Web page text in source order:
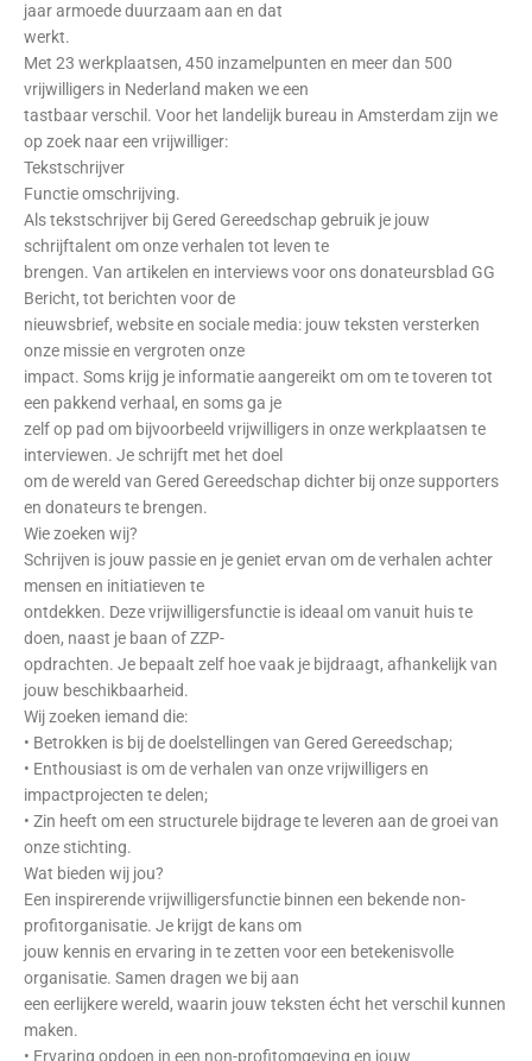
jaar armoede duurzaam aan en dat
werkt.
Met 23 werkplaatsen, 450 inzamelpunten en meer dan 500
vrijwilligers in Nederland maken we een
tastbaar verschil. Voor het landelijk bureau in Amsterdam zijn we
op zoek naar een vrijwilliger:
Tekstschrijver
Functie omschrijving.
Als tekstschrijver bij Gered Gereedschap gebruik je jouw
schrijftalent om onze verhalen tot leven te
brengen. Van artikelen en interviews voor ons donateursblad GG
Bericht, tot berichten voor de
nieuwsbrief, website en sociale media: jouw teksten versterken
onze missie en vergroten onze
impact. Soms krijg je informatie aangereikt om om te toveren tot
een pakkend verhaal, en soms ga je
zelf op pad om bijvoorbeeld vrijwilligers in onze werkplaatsen te
interviewen. Je schrijft met het doel
om de wereld van Gered Gereedschap dichter bij onze supporters
en donateurs te brengen.
Wie zoeken wij?
Schrijven is jouw passie en je geniet ervan om de verhalen achter
mensen en initiatieven te
ontdekken. Deze vrijwilligersfunctie is ideaal om vanuit huis te
doen, naast je baan of ZZP-
opdrachten. Je bepaalt zelf hoe vaak je bijdraagt, afhankelijk van
jouw beschikbaarheid.
Wij zoeken iemand die:
• Betrokken is bij de doelstellingen van Gered Gereedschap;
• Enthousiast is om de verhalen van onze vrijwilligers en
impactprojecten te delen;
• Zin heeft om een structurele bijdrage te leveren aan de groei van
onze stichting.
Wat bieden wij jou?
Een inspirerende vrijwilligersfunctie binnen een bekende non-
profitorganisatie. Je krijgt de kans om
jouw kennis en ervaring in te zetten voor een betekenisvolle
organisatie. Samen dragen we bij aan
een eerlijkere wereld, waarin jouw teksten écht het verschil kunnen
maken.
• Ervaring opdoen in een non-profitomgeving en jouw